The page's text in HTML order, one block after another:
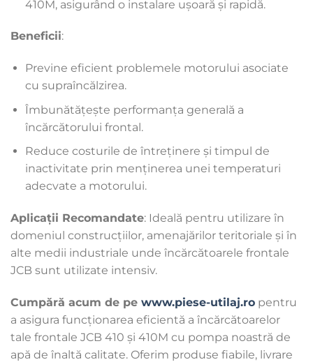
410M, asigurând o instalare ușoară și rapidă.
Beneficii:
Previne eficient problemele motorului asociate
cu supraîncălzirea.
Îmbunătățește performanța generală a
încărcătorului frontal.
Reduce costurile de întreținere și timpul de
inactivitate prin menținerea unei temperaturi
adecvate a motorului.
Aplicații Recomandate: Ideală pentru utilizare în
domeniul construcțiilor, amenajărilor teritoriale și în
alte medii industriale unde încărcătoarele frontale
JCB sunt utilizate intensiv.
Cumpără acum de pe www.piese-utilaj.ro pentru
a asigura funcționarea eficientă a încărcătoarelor
tale frontale JCB 410 și 410M cu pompa noastră de
apă de înaltă calitate. Oferim produse fiabile, livrare